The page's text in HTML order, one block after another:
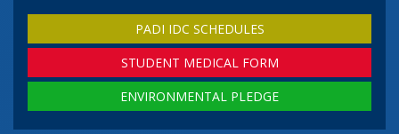
PADI IDC SCHEDULES
STUDENT MEDICAL FORM
ENVIRONMENTAL PLEDGE